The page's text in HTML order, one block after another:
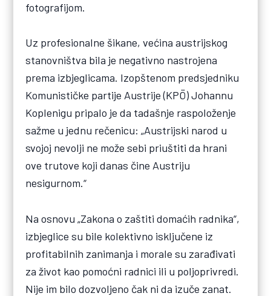
fotografijom.
Uz profesionalne šikane, većina austrijskog
stanovništva bila je negativno nastrojena
prema izbjeglicama. Izopštenom predsjedniku
Komunističke partije Austrije (KPÖ) Johannu
Koplenigu pripalo je da tadašnje raspoloženje
sažme u jednu rečenicu: „Austrijski narod u
svojoj nevolji ne može sebi priuštiti da hrani
ove trutove koji danas čine Austriju
nesigurnom.“
Na osnovu „Zakona o zaštiti domaćih radnika“,
izbjeglice su bile kolektivno isključene iz
profitabilnih zanimanja i morale su zarađivati
za život kao pomoćni radnici ili u poljoprivredi.
Nije im bilo dozvoljeno čak ni da izuče zanat.